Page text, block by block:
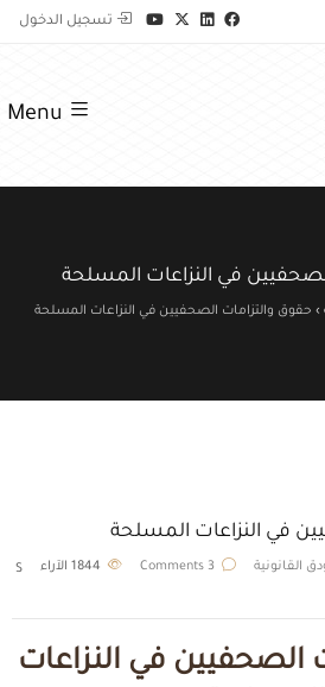
تسجيل الدخول
Menu
في النزاعات المسلحة
› حقوق والتزامات الصحفيين في النزاعات المسلحة
في النزاعات المسلحة
القانونية 3 Comments الآراء
S
الصحفيين في النزاعات